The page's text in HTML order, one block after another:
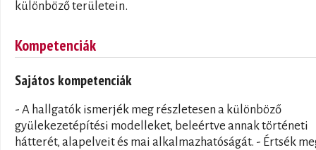
különböző területein.
Kompetenciák
Sajátos kompetenciák
- A hallgatók ismerjék meg részletesen a különböző
gyülekezetépítési modelleket, beleértve annak történeti
hátterét, alapelveit és mai alkalmazhatóságát. - Értsék